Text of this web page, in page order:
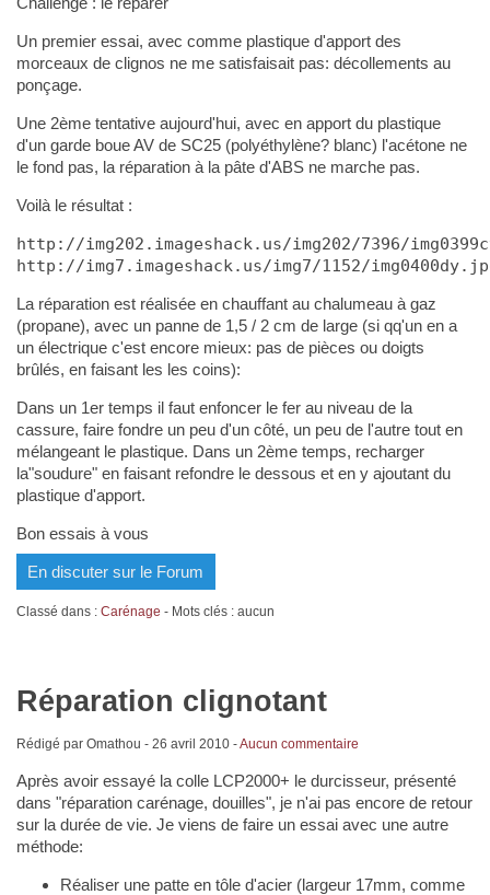
Un premier essai, avec comme plastique d'apport des
morceaux de clignos ne me satisfaisait pas: décollements au
ponçage.
Une 2ème tentative aujourd'hui, avec en apport du plastique
d'un garde boue AV de SC25 (polyéthylène? blanc) l'acétone ne
le fond pas, la réparation à la pâte d'ABS ne marche pas.
Voilà le résultat :
http://img202.imageshack.us/img202/7396/
http://img7.imageshack.us/img7/1152/
La réparation est réalisée en chauffant au chalumeau à gaz
(propane), avec un panne de 1,5 / 2 cm de large (si qq'un en a
un électrique c'est encore mieux: pas de pièces ou doigts
brûlés, en faisant les les coins):
Dans un 1er temps il faut enfoncer le fer au niveau de la
cassure, faire fondre un peu d'un côté, un peu de l'autre tout en
mélangeant le plastique. Dans un 2ème temps, recharger
la"soudure" en faisant refondre le dessous et en y ajoutant du
plastique d'apport.
Bon essais à vous
En discuter sur le Forum
Classé dans : Carénage - Mots clés : aucun
Réparation clignotant
Rédigé par Omathou - 26 avril 2010-Aucun commentaire
Après avoir essayé la colle LCP2000+ le durcisseur, présenté
dans "réparation carénage, douilles", je n'ai pas encore de retour
sur la durée de vie. Je viens de faire un essai avec une autre
méthode:
Réaliser une patte en tôle d'acier (largeur 17mm, comme